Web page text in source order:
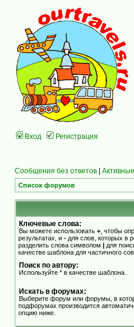
Вход Регистрация
Сообщения без ответов |
Список форумов
Ключевые слова:
Вы можете использовать + , чтобы
результатах, и - для слов, которых в
разделить слова символом | для
качестве шаблона для частичного
Поиск по автору:
Используйте * в качестве шаблона.
Искать в форумах:
Выберите форум или форумы, в
подфорумах производится
опцию ниже.